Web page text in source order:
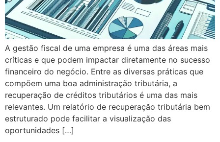
A gestão fiscal de uma empresa é uma das áreas mais
críticas e que podem impactar diretamente no sucesso
financeiro do negócio. Entre as diversas práticas que
compõem uma boa administração tributária, a
recuperação de créditos tributários é uma das mais
relevantes. Um relatório de recuperação tributária bem
estruturado pode facilitar a visualização das
oportunidades […]